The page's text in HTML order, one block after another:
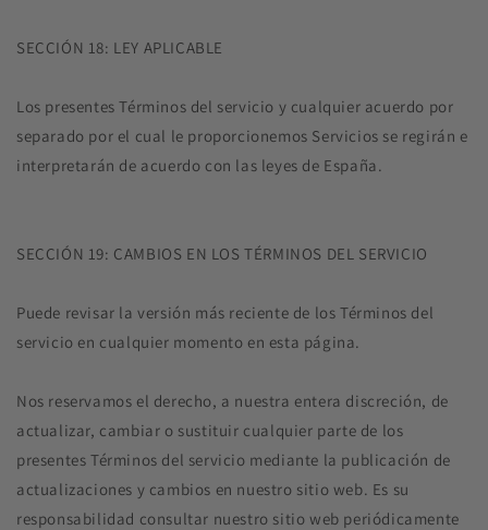
SECCIÓN 18: LEY APLICABLE
Los presentes Términos del servicio y cualquier acuerdo por
separado por el cual le proporcionemos Servicios se regirán e
interpretarán de acuerdo con las leyes de España.
SECCIÓN 19: CAMBIOS EN LOS TÉRMINOS DEL SERVICIO
Puede revisar la versión más reciente de los Términos del
servicio en cualquier momento en esta página.
Nos reservamos el derecho, a nuestra entera discreción, de
actualizar, cambiar o sustituir cualquier parte de los
presentes Términos del servicio mediante la publicación de
actualizaciones y cambios en nuestro sitio web. Es su
responsabilidad consultar nuestro sitio web periódicamente